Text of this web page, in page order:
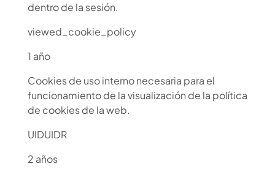
dentro de la sesión.
viewed_cookie_policy
1 año
Cookies de uso interno necesaria para el
funcionamiento de la visualización de la política
de cookies de la web.
UIDUIDR
2 años